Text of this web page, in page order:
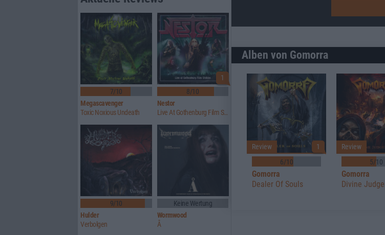
Alben von Gomorra
6/10
Review
Gomorra
1
Dealer Of Souls
5/10
Review
Gomorra
Divine
7/10
Megascavenger
Toxic Noxious Undeath
1
8/10
Nestor
Live At Gothenburg Film Studios
9/10
Hulder
Verbolgen
Keine Wertung
Wormwood
Å